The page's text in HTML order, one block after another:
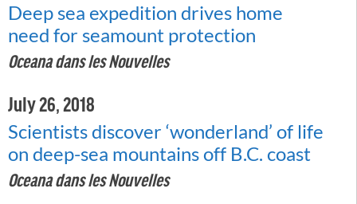
Deep sea expedition drives home
need for seamount protection
Oceana dans les Nouvelles
July 26, 2018
Scientists discover ‘wonderland’ of life
on deep-sea mountains off B.C. coast
Oceana dans les Nouvelles